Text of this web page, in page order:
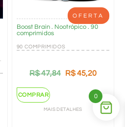
OFERTA
Boost Brain . Nootrópico . 90
comprimidos
90 COMPRIMIDOS
R$47,84 R$45,20
COMPRAR
MAIS DETALHES
0